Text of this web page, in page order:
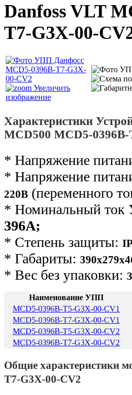
Danfoss VLT
T7-G3X-00-
Увеличить
изображение
Характеристики
MCD500 MCD5-
* Напряжение
* Напряжение
220В (переменного
* Номинальный ток
396А;
* Степень защиты:
* Габариты:
* Вес без упаковки:
Наименование УПП
MCD5-0396B-T5-G3X-00-CV1
MCD5-0396B-T7-G3X-00-CV1
MCD5-0396B-T5-G3X-00-CV2
MCD5-0396B-T7-G3X-00-CV2
Общие характеристики
T7-G3X-00-CV2